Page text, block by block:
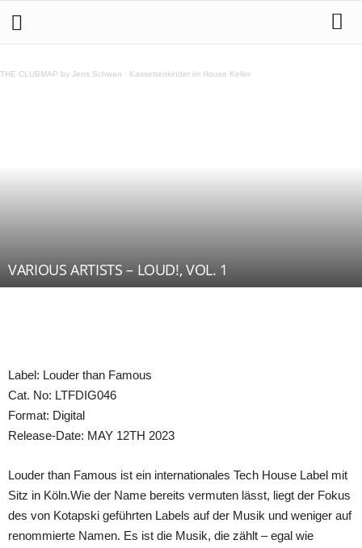
THE CLUBMAP by Jens Schwan · Kassettenkinder im House Keller
VARIOUS ARTISTS – LOUD!, VOL. 1
Label: Louder than Famous
Cat. No: LTFDIG046
Format: Digital
Release-Date: MAY 12TH 2023
Louder than Famous ist ein internationales Tech House Label mit
Sitz in Köln.Wie der Name bereits vermuten lässt, liegt der Fokus
des von Kotapski geführten Labels auf der Musik und weniger auf
renommierte Namen. Es ist die Musik, die zählt – egal wie